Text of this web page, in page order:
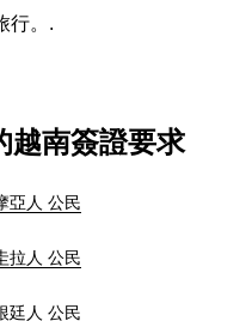
行。.
越南簽證要求
亞人 公民
拉人 公民
廷人 公民